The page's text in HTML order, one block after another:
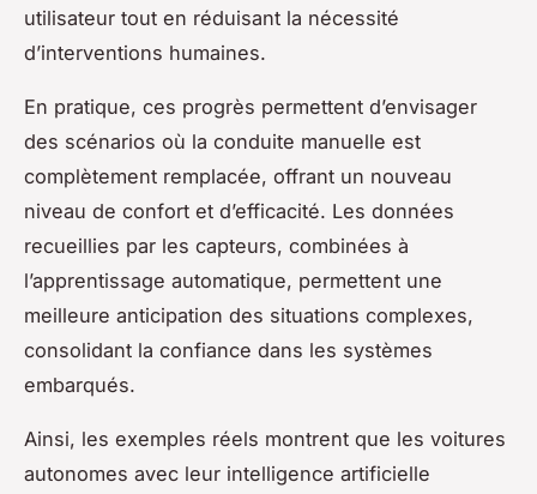
utilisateur tout en réduisant la nécessité
d’interventions humaines.
En pratique, ces progrès permettent d’envisager
des scénarios où la conduite manuelle est
complètement remplacée, offrant un nouveau
niveau de confort et d’efficacité. Les données
recueillies par les capteurs, combinées à
l’apprentissage automatique, permettent une
meilleure anticipation des situations complexes,
consolidant la confiance dans les systèmes
embarqués.
Ainsi, les exemples réels montrent que les voitures
autonomes avec leur intelligence artificielle